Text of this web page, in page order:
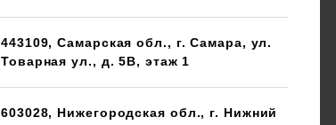
443109, Самарская обл., г. Самара, ул.
Товарная ул., д. 5В, этаж 1
603028, Нижегородская обл., г. Нижний